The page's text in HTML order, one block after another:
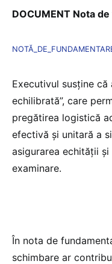
DOCUMENT Nota
Executivul susține că
echilibrată”, care
pregătirea logistică
efectivă și unitară a
asigurarea echității
examinare.
În nota de
schimbare ar